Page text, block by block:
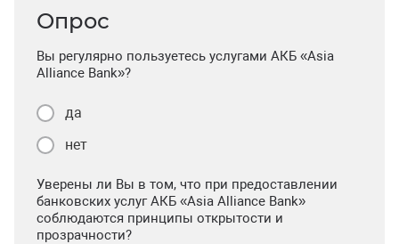
Опрос
Вы регулярно пользуетесь услугами АКБ «Asia
Alliance Bank»?
да
нет
Уверены ли Вы в том, что при предоставлении
банковских услуг АКБ «Asia Alliance Bank»
соблюдаются принципы открытости и
прозрачности?